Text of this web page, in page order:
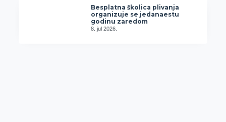
Besplatna školica plivanja
organizuje se jedanaestu
godinu zaredom
8. jul 2026.